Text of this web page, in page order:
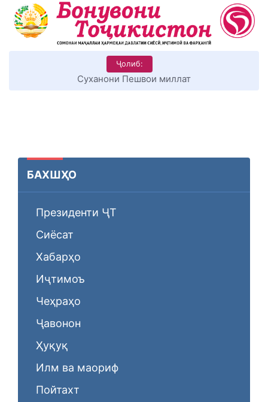
Ҷолиб:
Суханони Пешвои миллат
БАХШҲО
Президенти ҶТ
Сиёсат
Хабарҳо
Иҷтимоъ
Чеҳраҳо
Ҷавонон
Ҳуқуқ
Илм ва маориф
Пойтахт